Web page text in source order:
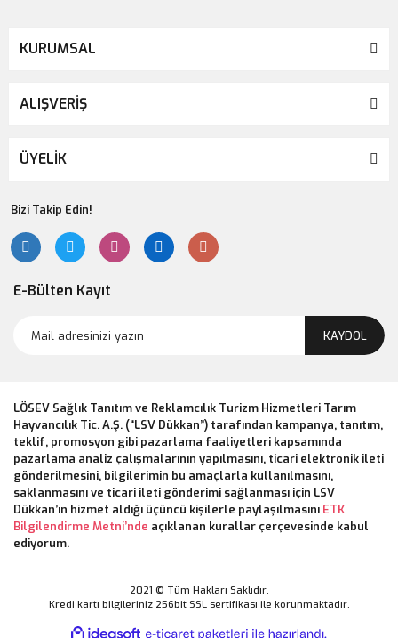
KURUMSAL
ALIŞVERİŞ
ÜYELİK
Bizi Takip Edin!
E-Bülten Kayıt
KAYDOL
LÖSEV Sağlık Tanıtım ve Reklamcılık Turizm Hizmetleri Tarım
Hayvancılık Tic. A.Ş. (“LSV Dükkan”) tarafından kampanya, tanıtım,
teklif, promosyon gibi pazarlama faaliyetleri kapsamında
pazarlama analiz çalışmalarının yapılmasını, ticari elektronik ileti
gönderilmesini, bilgilerimin bu amaçlarla kullanılmasını,
saklanmasını ve ticari ileti gönderimi sağlanması için LSV
Dükkan’ın hizmet aldığı üçüncü kişilerle paylaşılmasını ETK
Bilgilendirme Metni’nde açıklanan kurallar çerçevesinde kabul
ediyorum.
2021 © Tüm Hakları Saklıdır.
Kredi kartı bilgileriniz 256bit SSL sertifikası ile korunmaktadır.
ideasoft e-